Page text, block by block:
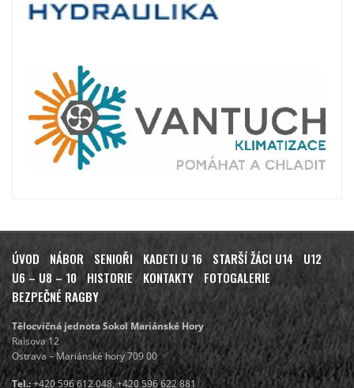
ÚVOD NÁBOR SENIOŘI KADETI U 16 STARŠÍ ŽÁCI U14
U12
U6 – U8 – 10 HISTORIE KONTAKTY
FOTOGALERIE
BEZPEČNÉ RAGBY
Tělocvičná jednota Sokol Mariánské Hory
Raisova 12
Ostrava – Mariánské hory 709 00
Tel.:+420 596 612 048, +420 596 622 881